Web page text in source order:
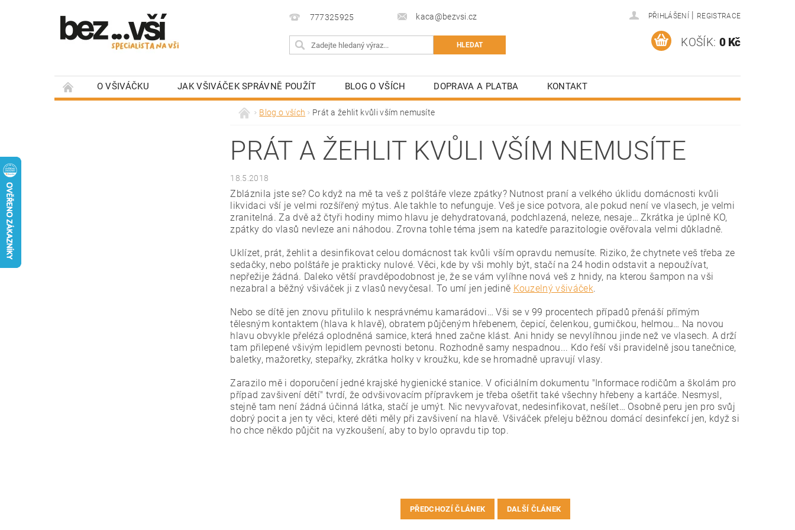
777325925 kaca@bezvsi.cz PŘIHLÁŠENÍ | REGISTRACE
KOŠÍK: 0 Kč
O VŠIVÁČKU JAK VŠIVÁČEK SPRÁVNĚ POUŽÍT BLOG O VŠÍCH DOPRAVA A PLATBA
KONTAKT
NEJČASTĚJŠÍ OTÁZKY NAPSALI O VŠIVÁČKU
Blog o vších Prát a žehlit kvůli vším nemusíte
PRÁT A ŽEHLIT KVŮLI VŠÍM NEMUSÍTE
18.5.2018
Zbláznila jste se? Co když na mě ta veš z polštáře vleze zpátky? Nutnost praní a velkého úklidu domácnosti kvůli
likvidaci vší je velmi rozšířený mýtus. Ale takhle to nefunguje. Veš je sice potvora, ale pokud není ve vlasech, je velmi
zranitelná. Za dvě až čtyři hodiny mimo hlavu je dehydratovaná, podchlazená, neleze, nesaje… Zkrátka je úplně KO,
zpátky do vlasů nevleze ani náhodou. Zrovna tohle téma jsem na katedře parazitologie ověřovala velmi důkladně.
Uklízet, prát, žehlit a desinfikovat celou domácnost tak kvůli vším opravdu nemusíte. Riziko, že chytnete veš třeba ze
sedačky, nebo polštáře je prakticky nulové. Věci, kde by vši mohly být, stačí na 24 hodin odstavit a nepoužívat,
nepřežije žádná. Daleko větší pravděpodobnost je, že se vám vylíhne nová veš z hnidy, na kterou šampon na vši
nezabral a běžný všiváček ji z vlasů nevyčesal. To umí jen jedině Kouzelný všiváček.
Nebo se dítě jen znovu přitulilo k nesprávnému kamarádovi… Vši se v 99 procentech případů přenáší přímým
tělesným kontaktem (hlava k hlavě), obratem půjčeným hřebenem, čepicí, čelenkou, gumičkou, helmou… Na novou
hlavu obvykle přelézá oplodněná samice, která hned začne klást. Ani hnidy se nevylíhnou jinde než ve vlasech. A drží
tam přilepené všivým lepidlem pevnosti betonu. Rozhodně samy nespadnou... Kdo řeší vši pravidelně jsou tanečnice,
baletky, mažoretky, stepařky, zkrátka holky v kroužku, kde se hromadně upravují vlasy.
Zarazilo mě i doporučení jedné krajské hygienické stanice. V oficiálním dokumentu "Informace rodičům a školám pro
případ zavšivení dětí" tvrdí, že odvšivovacím přípravkem je třeba ošetřit také všechny hřebeny a kartáče. Nesmysl,
stejně tam není žádná účinná látka, stačí je umýt. Nic nevyvařovat, nedesinfikovat, nešílet… Osobně peru jen pro svůj
dobrý pocit a jen ty věci, které děti měly při zavšivení na hlavě. Všiváček přeleju běžnou domácí desinfekcí jen, když si
ho chce někdo půjčit na vyzkoušení, aby to bylo opravdu tip top.
PŘEDCHOZÍ ČLÁNEK DALŠÍ ČLÁNEK